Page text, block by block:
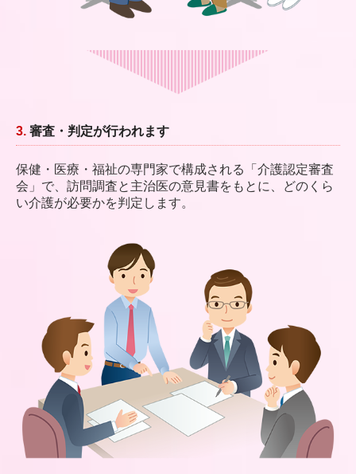
3. 審査・判定が行われます
保健・医療・福祉の専門家で構成される「介護認定審査
会」で、訪問調査と主治医の意見書をもとに、どのくら
い介護が必要かを判定します。